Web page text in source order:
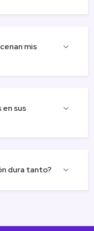
mis
en sus
dura tanto?